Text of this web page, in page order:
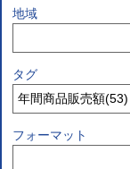
地域
タグ
フォーマット